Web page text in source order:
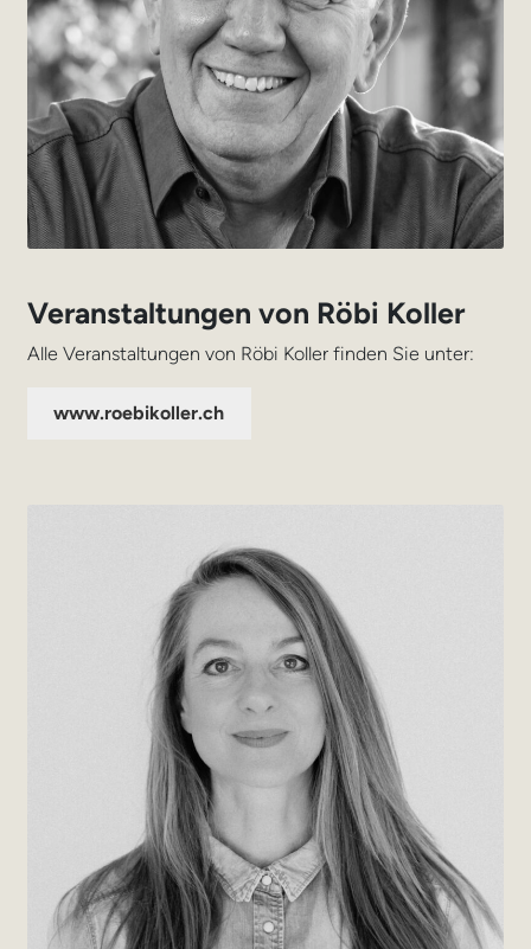
Veranstaltungen von Röbi Koller
Alle Veranstaltungen von Röbi Koller finden Sie unter:
www.roebikoller.ch